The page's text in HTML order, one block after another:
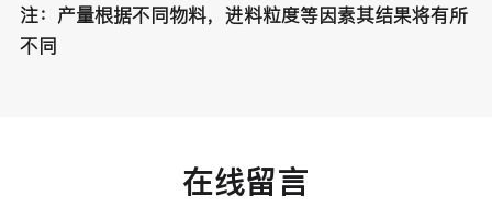
注：产量根据不同物料，进料粒度等因素其结果将有所
不同
在线留言